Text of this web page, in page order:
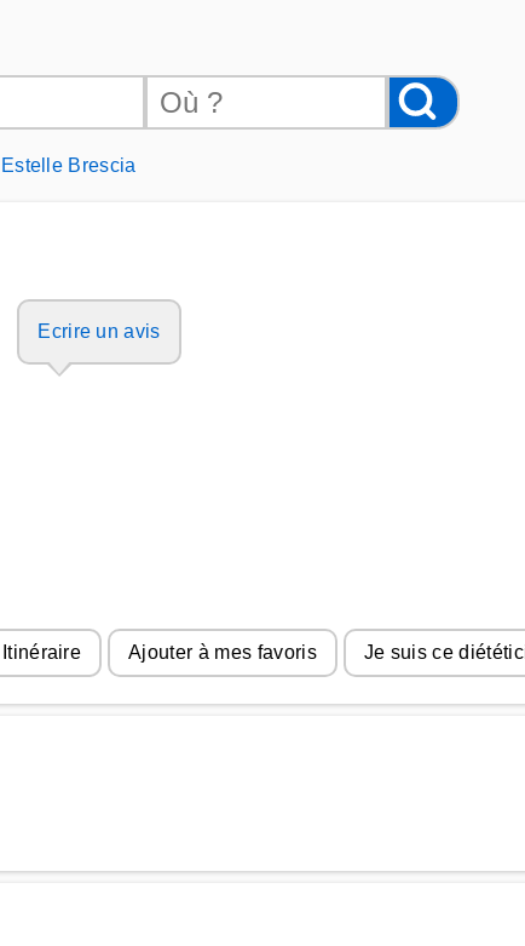
Estelle Brescia
Ecrire un avis
Itinéraire Ajouter à mes favoris Je suis ce